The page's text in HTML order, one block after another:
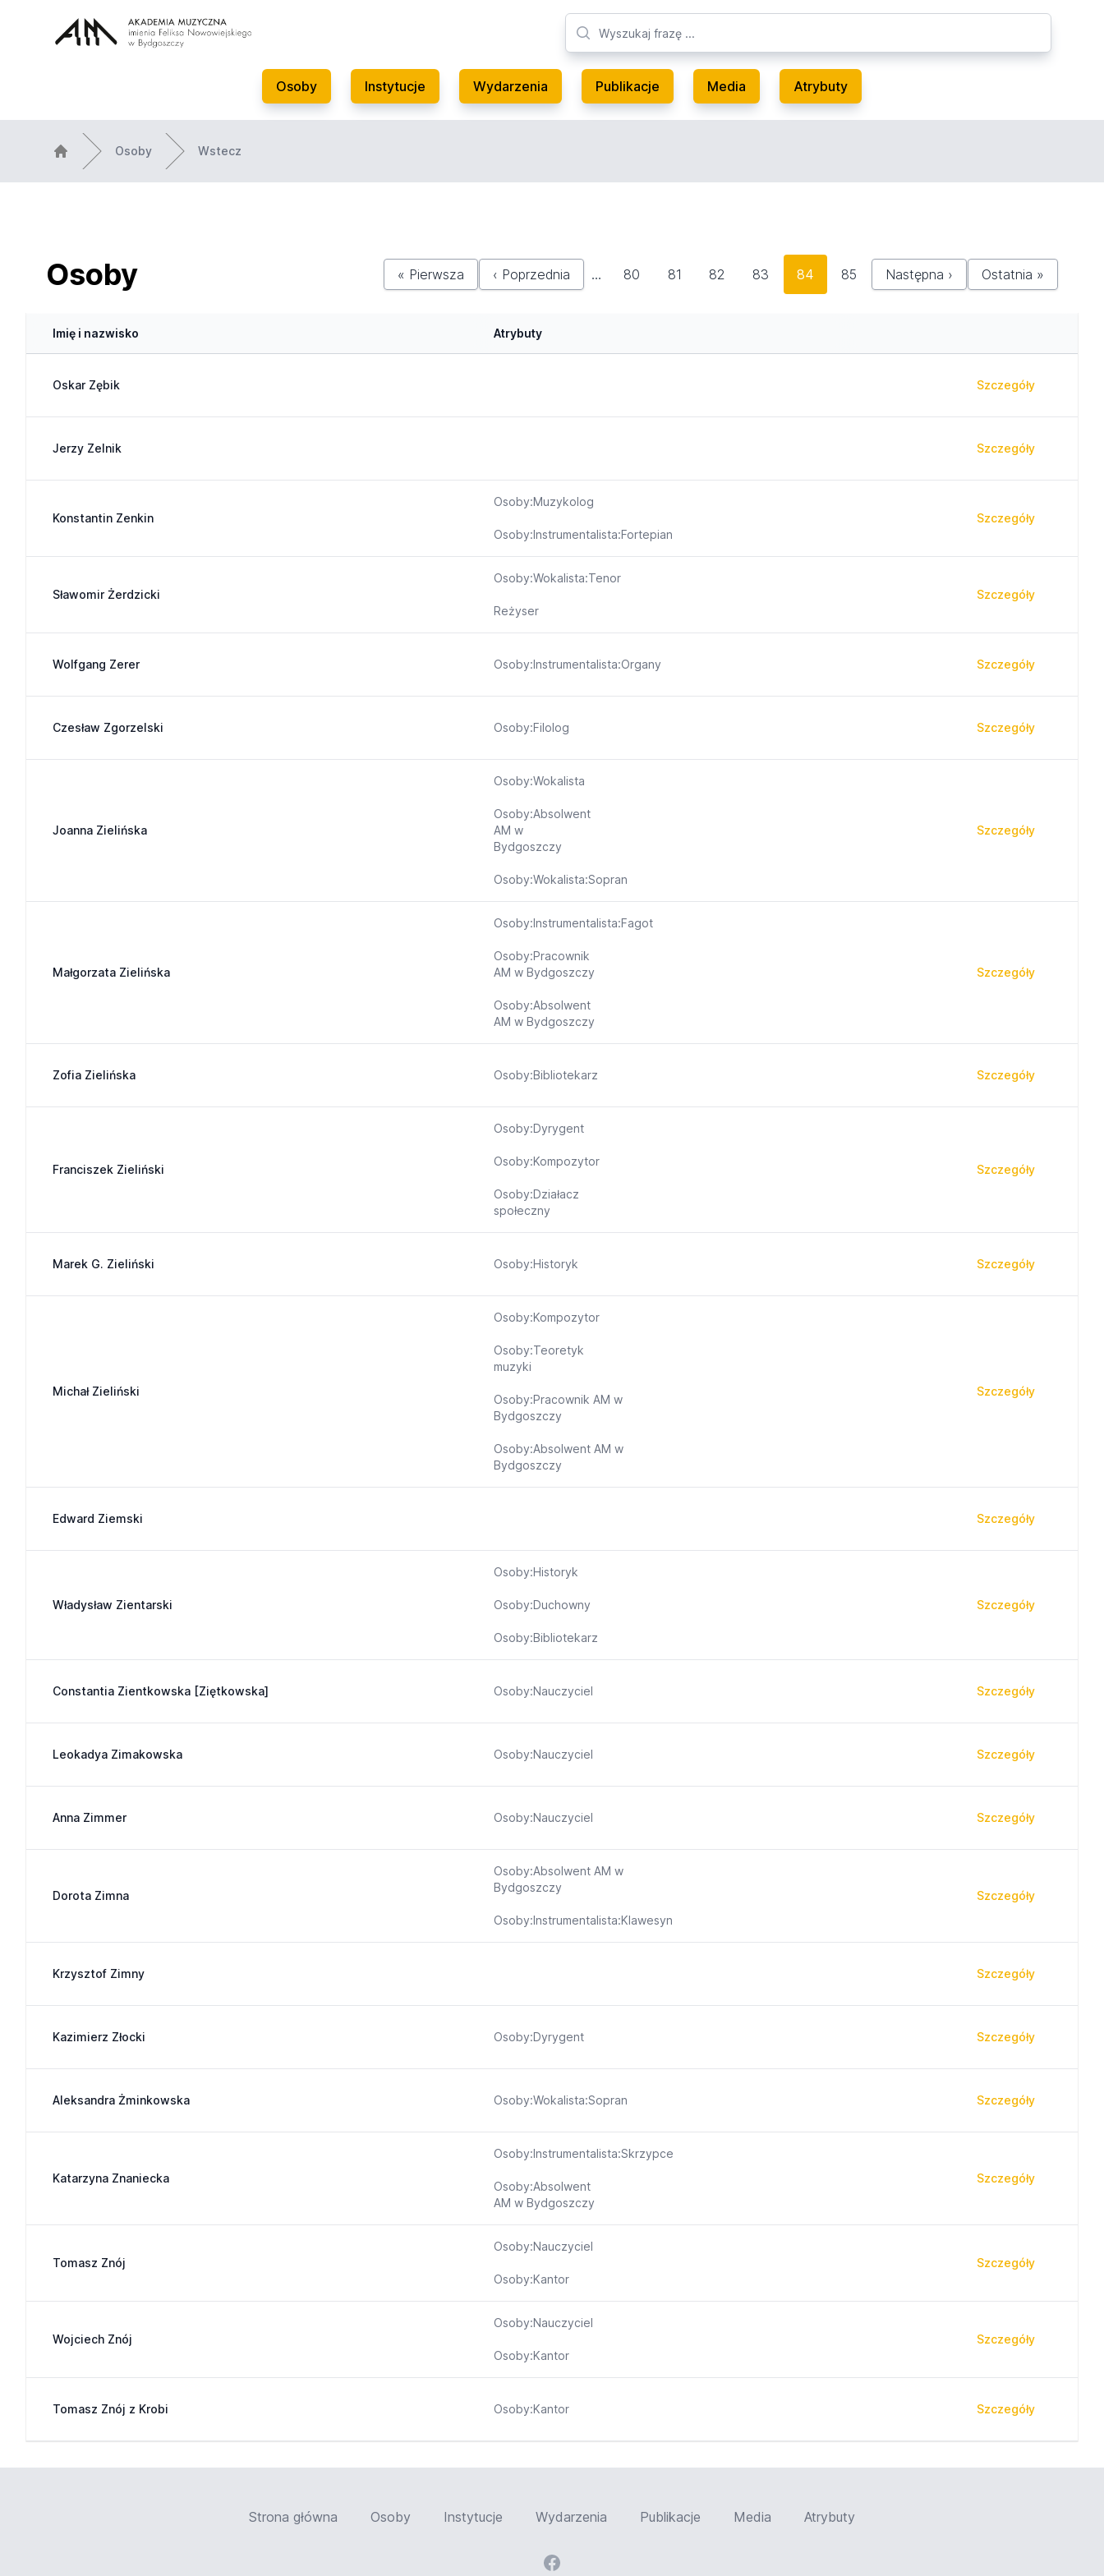
Osoby Instytucje Wydarzenia Publikacje Media Atrybuty
Osoby Wstecz
Osoby « Pierwsza ‹ Poprzednia … 80 81 82 83 84 85 Następna › Ostatnia »
Imię i nazwisko Atrybuty
Oskar Zębik Szczegóły
Jerzy Zelnik Szczegóły
Konstantin Zenkin
Osoby:Muzykolog
Osoby:Instrumentalista:Fortepian
Szczegóły
Sławomir Żerdzicki
Osoby:Wokalista:Tenor
Reżyser
Szczegóły
Wolfgang Zerer Osoby:Instrumentalista:Organy Szczegóły
Czesław Zgorzelski Osoby:Filolog Szczegóły
Joanna Zielińska
Osoby:Wokalista
Osoby:Absolwent
AM w
Bydgoszczy
Osoby:Wokalista:Sopran
Szczegóły
Małgorzata Zielińska
Osoby:Instrumentalista:Fagot
Osoby:Pracownik
AM w Bydgoszczy
Osoby:Absolwent
AM w Bydgoszczy
Szczegóły
Zofia Zielińska Osoby:Bibliotekarz Szczegóły
Franciszek Zieliński
Osoby:Dyrygent
Osoby:Kompozytor
Osoby:Działacz
społeczny
Szczegóły
Marek G. Zieliński Osoby:Historyk Szczegóły
Michał Zieliński
Osoby:Kompozytor
Osoby:Teoretyk
muzyki
Osoby:Pracownik AM w
Bydgoszczy
Osoby:Absolwent AM w
Bydgoszczy
Szczegóły
Edward Ziemski Szczegóły
Władysław Zientarski
Osoby:Historyk
Osoby:Duchowny
Osoby:Bibliotekarz
Szczegóły
Constantia Zientkowska [Ziętkowska] Osoby:Nauczyciel Szczegóły
Leokadya Zimakowska Osoby:Nauczyciel Szczegóły
Anna Zimmer Osoby:Nauczyciel Szczegóły
Dorota Zimna
Osoby:Absolwent AM w
Bydgoszczy
Osoby:Instrumentalista:Klawesyn
Szczegóły
Krzysztof Zimny Szczegóły
Kazimierz Złocki Osoby:Dyrygent Szczegóły
Aleksandra Żminkowska Osoby:Wokalista:Sopran Szczegóły
Katarzyna Znaniecka
Osoby:Instrumentalista:Skrzypce
Osoby:Absolwent
AM w Bydgoszczy
Szczegóły
Tomasz Znój
Osoby:Nauczyciel
Osoby:Kantor
Szczegóły
Wojciech Znój
Osoby:Nauczyciel
Osoby:Kantor
Szczegóły
Tomasz Znój z Krobi Osoby:Kantor Szczegóły
Strona główna Osoby Instytucje Wydarzenia Publikacje Media Atrybuty